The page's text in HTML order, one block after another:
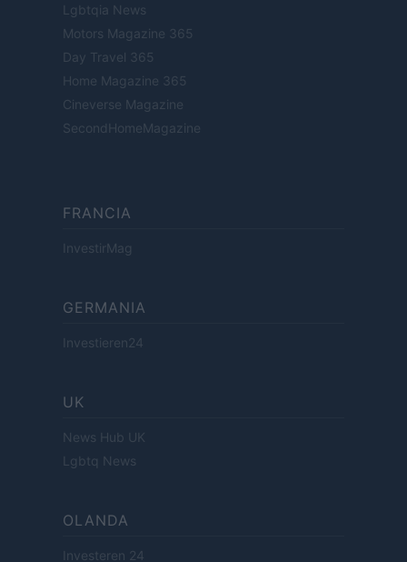
Lgbtqia News
Motors Magazine 365
Day Travel 365
Home Magazine 365
Cineverse Magazine
SecondHomeMagazine
FRANCIA
InvestirMag
GERMANIA
Investieren24
UK
News Hub UK
Lgbtq News
OLANDA
Investeren 24